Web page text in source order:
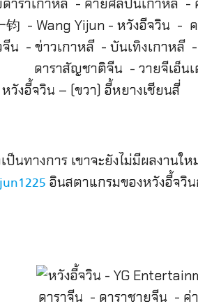
วังอี้จวิน – (ขวา) อี้หยางเชียนสี่
ป็นทางการ เขาจะยังไม่มีผลงา
อินสตาแกรมของหวังอี้จวิ